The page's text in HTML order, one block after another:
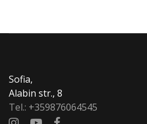
Sofia,
Alabin str., 8
Tel.: +359876064545